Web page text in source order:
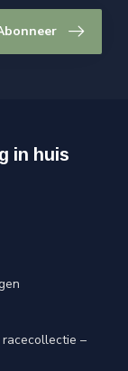
in huis
–